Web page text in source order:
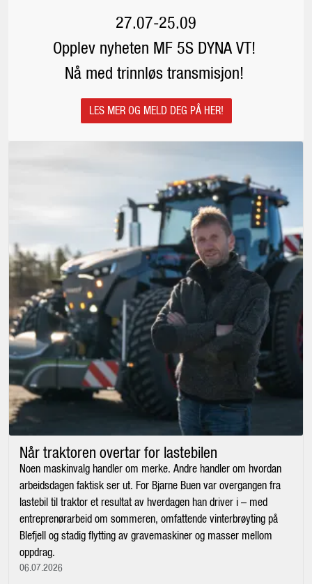
Når traktoren overtar for lastebilen
Noen maskinvalg handler om merke. Andre handler om hvordan
arbeidsdagen faktisk ser ut. For Bjarne Buen var overgangen fra
lastebil til traktor et resultat av hverdagen han driver i – med
entreprenørarbeid om sommeren, omfattende vinterbrøyting på
Blefjell og stadig flytting av gravemaskiner og masser mellom
oppdrag.
06.07.2026
27.07-25.09
Opplev nyheten MF 5S DYNA VT!
Nå med trinnløs transmisjon!
LES MER OG MELD DEG PÅ HER!